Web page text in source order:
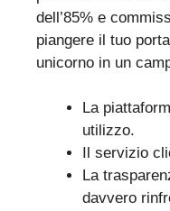
dell’85% e
piangere il tuo
unicorno in un
La
utilizzo.
Il servizio
La
davvero